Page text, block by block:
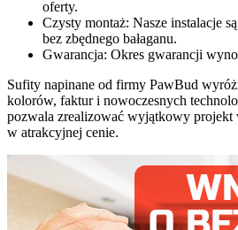
oferty.
Czysty montaż: Nasze instalacje
bez zbędnego bałaganu.
Gwarancja: Okres gwarancji
Sufity napinane od firmy PawBud
kolorów, faktur i nowoczesnych
pozwala zrealizować wyjątkowy projekt
w atrakcyjnej cenie.